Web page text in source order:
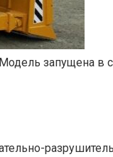
запущена